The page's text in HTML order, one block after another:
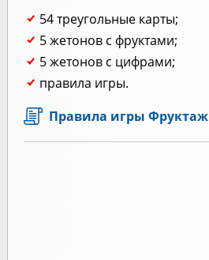
54 треугольные карты;
5 жетонов с фруктами;
5 жетонов с цифрами;
правила игры.
Правила игры Фруктаж